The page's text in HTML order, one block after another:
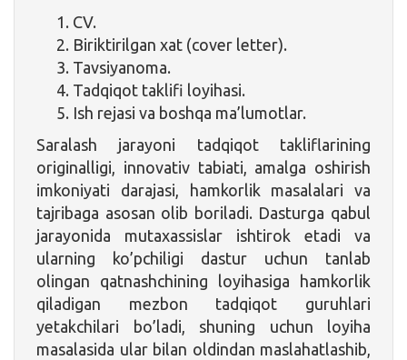
CV.
Biriktirilgan xat (cover letter).
Tavsiyanoma.
Tadqiqot taklifi loyihasi.
Ish rejasi va boshqa ma’lumotlar.
Saralash jarayoni tadqiqot takliflarining
originalligi, innovativ tabiati, amalga oshirish
imkoniyati darajasi, hamkorlik masalalari va
tajribaga asosan olib boriladi. Dasturga qabul
jarayonida mutaxassislar ishtirok etadi va
ularning ko’pchiligi dastur uchun tanlab
olingan qatnashchining loyihasiga hamkorlik
qiladigan mezbon tadqiqot guruhlari
yetakchilari bo’ladi, shuning uchun loyiha
masalasida ular bilan oldindan maslahatlashib,